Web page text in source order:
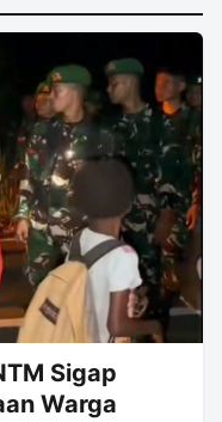
Sigap
Warga